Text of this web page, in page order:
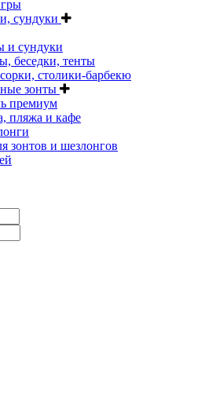
сундуки
сундуки
беседки, тенты
столики-барбекю
зонты
премиум
пляжа и кафе
зонтов и шезлонгов